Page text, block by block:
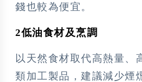
錢也較為便宜。
2低油食材及烹調
以天然食材取代高熱量、
類加工製品，建議減少煙